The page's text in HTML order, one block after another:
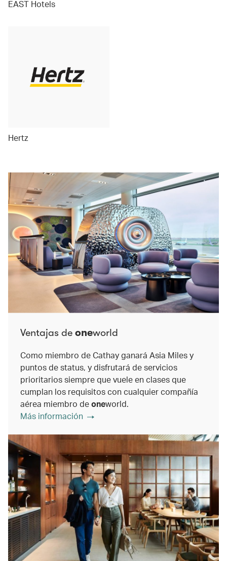
EAST Hotels
Hertz
Ventajas de oneworld
Como miembro de Cathay ganará Asia Miles y
puntos de status, y disfrutará de servicios
prioritarios siempre que vuele en clases que
cumplan los requisitos con cualquier compañía
aérea miembro deoneworld.
Más información